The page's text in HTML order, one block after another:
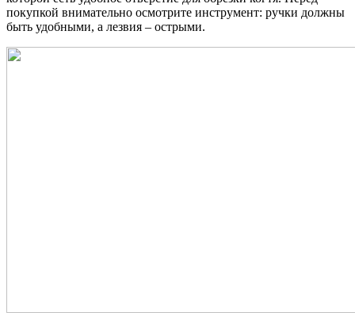
покупкой внимательно осмотрите инструмент: ручки должны
быть удобными, а лезвия – острыми.